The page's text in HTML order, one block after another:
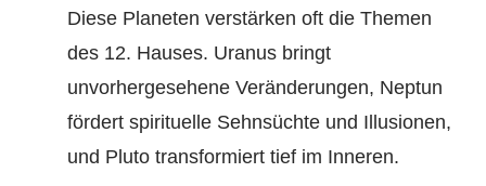
Diese Planeten verstärken oft die Themen
des 12. Hauses. Uranus bringt
unvorhergesehene Veränderungen, Neptun
fördert spirituelle Sehnsüchte und Illusionen,
und Pluto transformiert tief im Inneren.